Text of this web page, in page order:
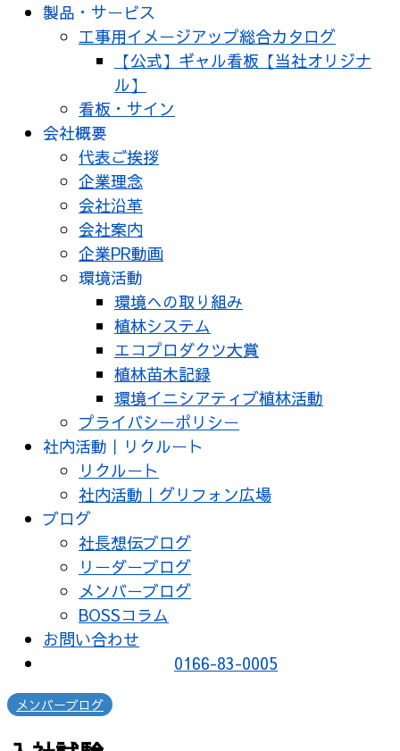
製品・サービス
工事用イメージアップ総合カタログ
【公式】ギャル看板【当社オリジナ
ル】
看板・サイン
会社概要
代表ご挨拶
企業理念
会社沿革
会社案内
企業PR動画
環境活動
環境への取り組み
植林システム
エコプロダクツ大賞
植林苗木記録
環境イニシアティブ植林活動
プライバシーポリシー
社内活動｜リクルート
リクルート
社内活動｜グリフォン広場
ブログ
社長想伝ブログ
リーダーブログ
メンバーブログ
BOSSコラム
お問い合わせ
0166-83-0005
メンバーブログ